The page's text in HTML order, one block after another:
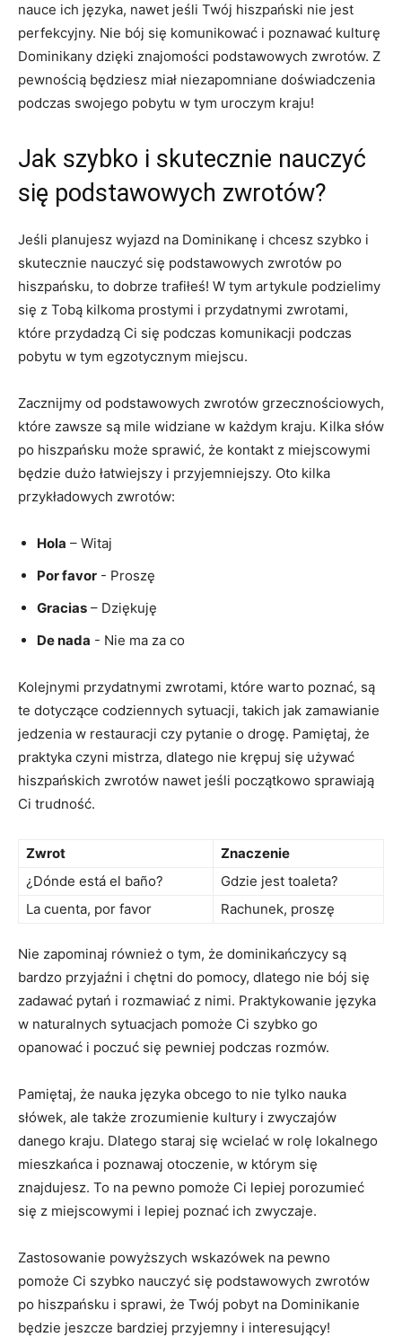
nauce ich języka, nawet jeśli ⁢Twój hiszpański nie jest
⁢perfekcyjny. Nie ‌bój się komunikować i poznawać kulturę
⁣Dominikany dzięki znajomości podstawowych zwrotów. Z
pewnością będziesz miał niezapomniane doświadczenia
podczas swojego‌ pobytu w tym uroczym kraju!
Jak szybko i skutecznie nauczyć
się podstawowych zwrotów?
Jeśli planujesz wyjazd na Dominikanę i chcesz szybko i
skutecznie nauczyć się podstawowych zwrotów po
hiszpańsku, to dobrze trafiłeś! W tym‍ artykule podzielimy
⁤się z Tobą kilkoma prostymi i ​przydatnymi zwrotami,
które przydadzą Ci się podczas komunikacji podczas
pobytu w tym egzotycznym ⁤miejscu.
Zacznijmy od podstawowych zwrotów grzecznościowych,
które zawsze‍ są mile ⁢widziane w każdym ⁤kraju. Kilka słów
po​ hiszpańsku może sprawić, ‌że kontakt⁣ z miejscowymi
będzie dużo łatwiejszy i przyjemniejszy. Oto kilka
przykładowych zwrotów:
Hola – Witaj
Por favor ​- Proszę
Gracias – Dziękuję
De nada ‍- ​Nie ma za ‍co
Kolejnymi przydatnymi zwrotami, ⁢które warto poznać, są
te dotyczące codziennych sytuacji, takich ​jak zamawianie
jedzenia w restauracji czy pytanie o drogę. ‌Pamiętaj, że
praktyka czyni mistrza, dlatego nie krępuj się używać
hiszpańskich zwrotów nawet jeśli początkowo sprawiają ​
Ci trudność.
Zwrot
Znaczenie
¿Dónde está el baño?
Gdzie jest toaleta?
La cuenta, por favor
Rachunek, proszę
Nie zapominaj również o tym, że dominikańczycy są
bardzo przyjaźni i‌ chętni do pomocy, dlatego nie bój się
zadawać pytań i ‍rozmawiać z nimi. Praktykowanie języka
‍w ⁣naturalnych sytuacjach ⁢pomoże Ci szybko go
opanować i poczuć się pewniej podczas rozmów.
Pamiętaj, że nauka języka obcego to nie tylko nauka
słówek, ale także zrozumienie kultury i ⁣zwyczajów
danego kraju. Dlatego staraj się wcielać w rolę lokalnego
mieszkańca​ i poznawaj​ otoczenie, w którym się
‌znajdujesz. To na ‌pewno⁣ pomoże ‌Ci lepiej porozumieć
się z miejscowymi i lepiej poznać ich zwyczaje.
Zastosowanie powyższych wskazówek na pewno
pomoże Ci szybko nauczyć się podstawowych ⁣zwrotów
po hiszpańsku i sprawi, że Twój pobyt na Dominikanie ​
będzie jeszcze bardziej przyjemny i interesujący!